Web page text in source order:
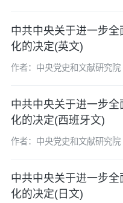
中共中央关于进一步
化的决定(英文)
作者：中央党史和文献研究院
中共中央关于进一步
化的决定(西班牙文)
作者：中央党史和文献研究院
中共中央关于进一步
化的决定(日文)